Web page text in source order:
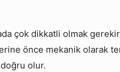
çok dikkatli olmak
önce mekanik olarak
olur.